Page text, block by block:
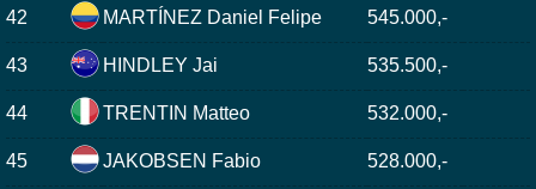
42 MARTÍNEZ Daniel Felipe 545.000,-
43 HINDLEY Jai 535.500,-
44 TRENTIN Matteo 532.000,-
45 JAKOBSEN Fabio 528.000,-